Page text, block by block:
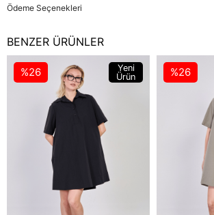
Ödeme Seçenekleri
BENZER ÜRÜNLER
%26
Yeni
Ürün
%26